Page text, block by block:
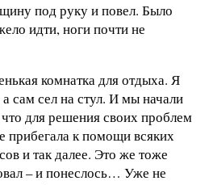
под руку и повел. Было
идти, ноги почти не
комнатка для отдыха. Я
сам сел на стул. И мы начали
для решения своих проблем
прибегала к помощи всяких
и так далее. Это же тоже
– и понеслось… Уже не